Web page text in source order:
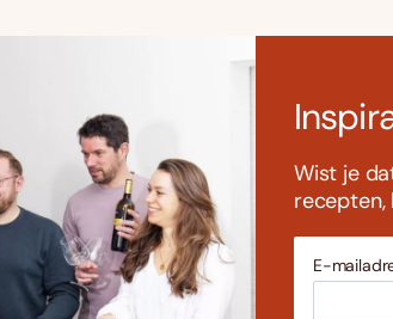
Wist je
recepten,
E-